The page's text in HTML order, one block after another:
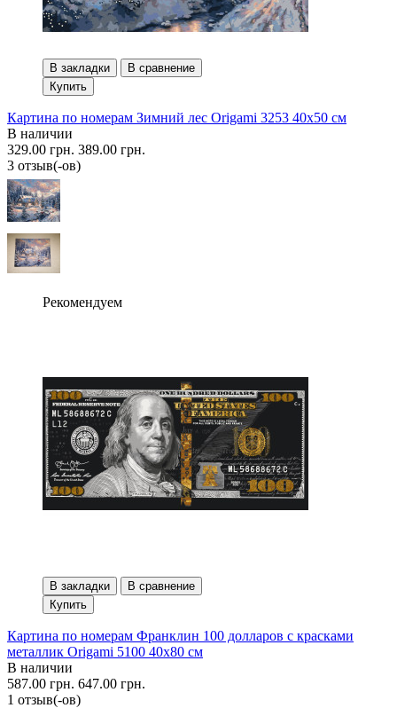
В закладки
В сравнение
Купить
Картина по номерам Зимний лес Origami 3253 40x50 см
В наличии
329.00 грн. 389.00 грн.
3 отзыв(-ов)
Рекомендуем
В закладки
В сравнение
Купить
Картина по номерам Франклин 100 долларов с красками
металлик Origami 5100 40x80 см
В наличии
587.00 грн. 647.00 грн.
1 отзыв(-ов)